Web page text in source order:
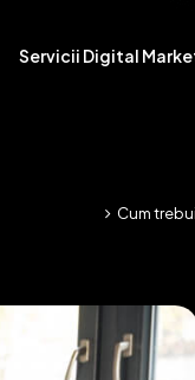
Servicii Digital
Cum